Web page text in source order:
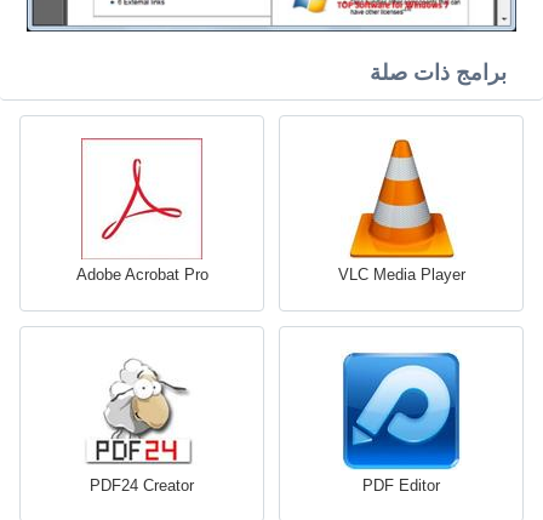
برامج ذات صلة
VLC Media Player
Adobe Acrobat Pro
PDF Editor
PDF24 Creator